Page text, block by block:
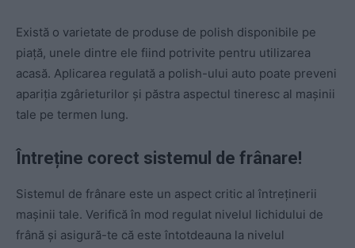
Există o varietate de produse de polish disponibile pe
piață, unele dintre ele fiind potrivite pentru utilizarea
acasă. Aplicarea regulată a polish-ului auto poate preveni
apariția zgârieturilor și păstra aspectul tineresc al mașinii
tale pe termen lung.
Întreține corect sistemul de frânare!
Sistemul de frânare este un aspect critic al întreținerii
mașinii tale. Verifică în mod regulat nivelul lichidului de
frână și asigură-te că este întotdeauna la nivelul